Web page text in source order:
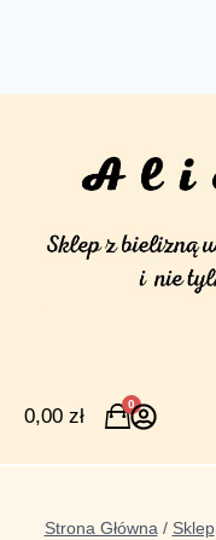
0,00 zł
0
Strona Główna / Sklep